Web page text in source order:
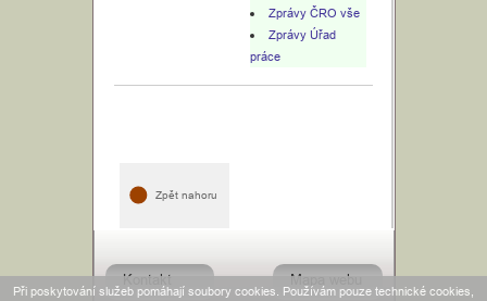
Při poskytování služeb pomáhají soubory cookies. Používám pouze technické cookies,
Zprávy ČRO vše
Zprávy Úřad
práce
Zpět nahoru
Kontakt Mapa webu